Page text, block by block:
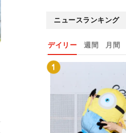
ニュースランキング
デイリー 週間 月間